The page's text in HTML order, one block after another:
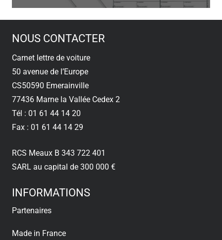
NOUS CONTACTER
Carnet lettre de voiture
50 avenue de l’Europe
CS50590 Emerainville
77436 Marne la Vallée Cedex 2
Tél : 01 61 44 14 20
Fax : 01 61 44 14 29
RCS Meaux B 343 722 401
SARL au capital de 300 000 €
INFORMATIONS
Partenaires
Made in France